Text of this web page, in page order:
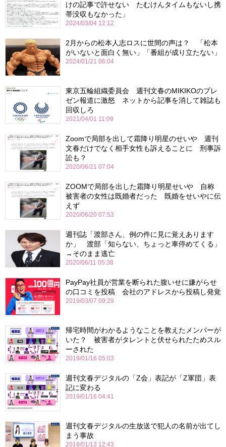
けの記事で許せない たむけんタイムもないし携
帯没収もなかった」
2024/03/04 12:12
2月からの松本人志ロスに世間の声は？ 「松本
がいないと面白く無い」「番組が成り立たない」
2024/01/21 06:04
東京五輪組織委員会 週刊文春のMIKIKOのプレ
ゼン報道に激怒 ネットから記事を消して雑誌も
回収しろ
2021/04/01 11:09
Zoomで局部を出して霜降り明星のせいや 週刊
文春だけでなく相手女性も訴えることに 刑事訴
訟も？
2020/06/21 07:04
ZOOMで局部を出した霜降り明星せいや 自称
被害者の女性は既婚者だった 既婚をせいやに伝
えず
2020/06/20 07:53
週刊誌「渡部さん、例の件に見に覚えあります
か」 渡部「知らない、ちょっと車停めてくる」
→そのまま逃亡
2020/06/11 05:38
PayPay社員が営業を断られた腹いせに嫌がらせ
の口コミを投稿 会社のアドレスから投稿し発覚
2019/03/07 09:29
帰宅時間がわかるようなことを教えたメンバーが
いた？ 被害者がタレントと伏せられたためスル
ーされた
2019/01/16 05:03
週刊文春デジタルの「Z会」表記が「Z軍団」表
記に変わる
2019/01/16 04:41
週刊文春デジタルの生放送で犯人の名前が出てし
まう事故
2019/01/13 12:43